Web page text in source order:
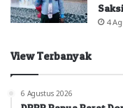
4
View Terbanyak
6 Agustus 2026